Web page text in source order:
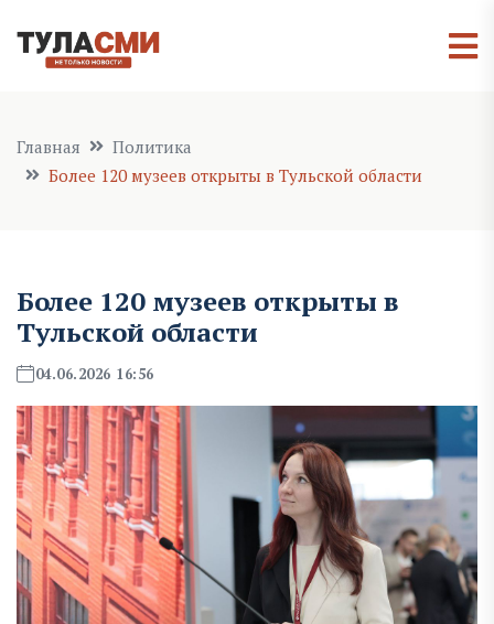
Главная
Политика
Более 120 музеев открыты в Тульской области
Более 120 музеев открыты в
Тульской области
04.06.2026 16:56